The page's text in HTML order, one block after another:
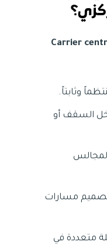
Carrier
وثابتاً.
السقف أو
مسارات
متعددة في